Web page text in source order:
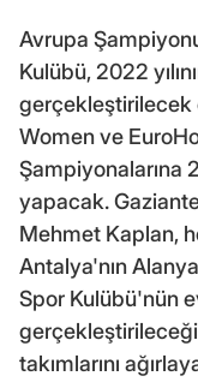
Avrupa
Kulübü, 2022
gerçekleştirilecek
Women ve
Şampiyonalarına
yapacak.
Mehmet Kaplan,
Antalya'nın
Spor Kulübü'nün
takımlarını